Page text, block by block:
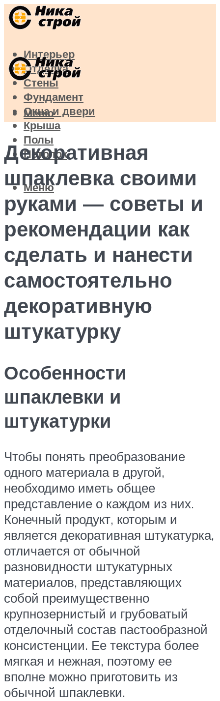
Интерьер
Отделка
Стены
Фундамент
Окна и двери
Крыша
Полы
Потолок
Меню
Меню
Декоративная
шпаклевка своими
руками — советы и
рекомендации как
сделать и нанести
самостоятельно
декоративную
штукатурку
Особенности
шпаклевки и
штукатурки
Чтобы понять преобразование
одного материала в другой,
необходимо иметь общее
представление о каждом из них.
Конечный продукт, которым и
является декоративная штукатурка,
отличается от обычной
разновидности штукатурных
материалов, представляющих
собой преимущественно
крупнозернистый и грубоватый
отделочный состав пастообразной
консистенции. Ее текстура более
мягкая и нежная, поэтому ее
вполне можно приготовить из
обычной шпаклевки.